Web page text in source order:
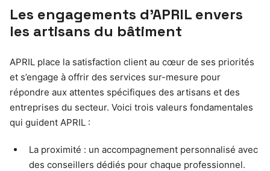
Les engagements d’APRIL envers
les artisans du bâtiment
APRIL place la satisfaction client au cœur de ses priorités
et s’engage à offrir des services sur-mesure pour
répondre aux attentes spécifiques des artisans et des
entreprises du secteur. Voici trois valeurs fondamentales
qui guident APRIL :
La proximité : un accompagnement personnalisé avec
des conseillers dédiés pour chaque professionnel.